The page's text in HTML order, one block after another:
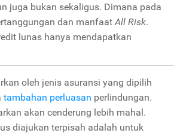
juga bukan sekaligus. Dimana pada
dan manfaat All Risk.
lunas hanya mendapatkan
oleh jenis asuransi yang dipilih
tambahan perluasan perlindungan.
akan cenderung lebih mahal.
diajukan terpisah adalah untuk